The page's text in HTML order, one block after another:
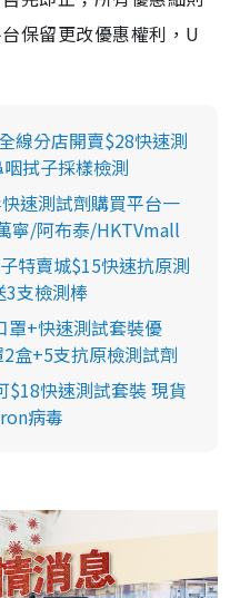
保留更改優惠權利，U
線分店開賣$28快速測
拭子採樣檢測
速測試劑購買平台一
寧/阿布泰/HKTVmall
特賣城$15快速抗原測
3支檢測棒
罩+快速測試套裝優
盒+5支抗原檢測試劑
$18快速測試套裝 現貨
病毒